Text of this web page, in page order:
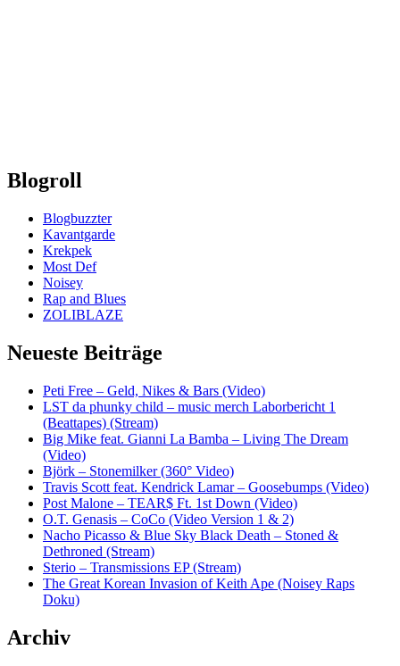
Blogroll
Blogbuzzter
Kavantgarde
Krekpek
Most Def
Noisey
Rap and Blues
ZOLIBLAZE
Neueste Beiträge
Peti Free – Geld, Nikes & Bars (Video)
LST da phunky child – music merch Laborbericht 1
(Beattapes) (Stream)
Big Mike feat. Gianni La Bamba – Living The Dream
(Video)
Björk – Stonemilker (360° Video)
Travis Scott feat. Kendrick Lamar – Goosebumps (Video)
Post Malone – TEAR$ Ft. 1st Down (Video)
O.T. Genasis – CoCo (Video Version 1 & 2)
Nacho Picasso & Blue Sky Black Death – Stoned &
Dethroned (Stream)
Sterio – Transmissions EP (Stream)
The Great Korean Invasion of Keith Ape (Noisey Raps
Doku)
Archiv